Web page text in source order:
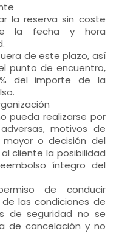
la reserva sin coste
la fecha y hora
de este plazo, así
punto de encuentro,
del importe de la
pueda realizarse por
motivos de
o decisión del
cliente la posibilidad
íntegro del
de conducir
las condiciones de
de seguridad no se
de cancelación y no